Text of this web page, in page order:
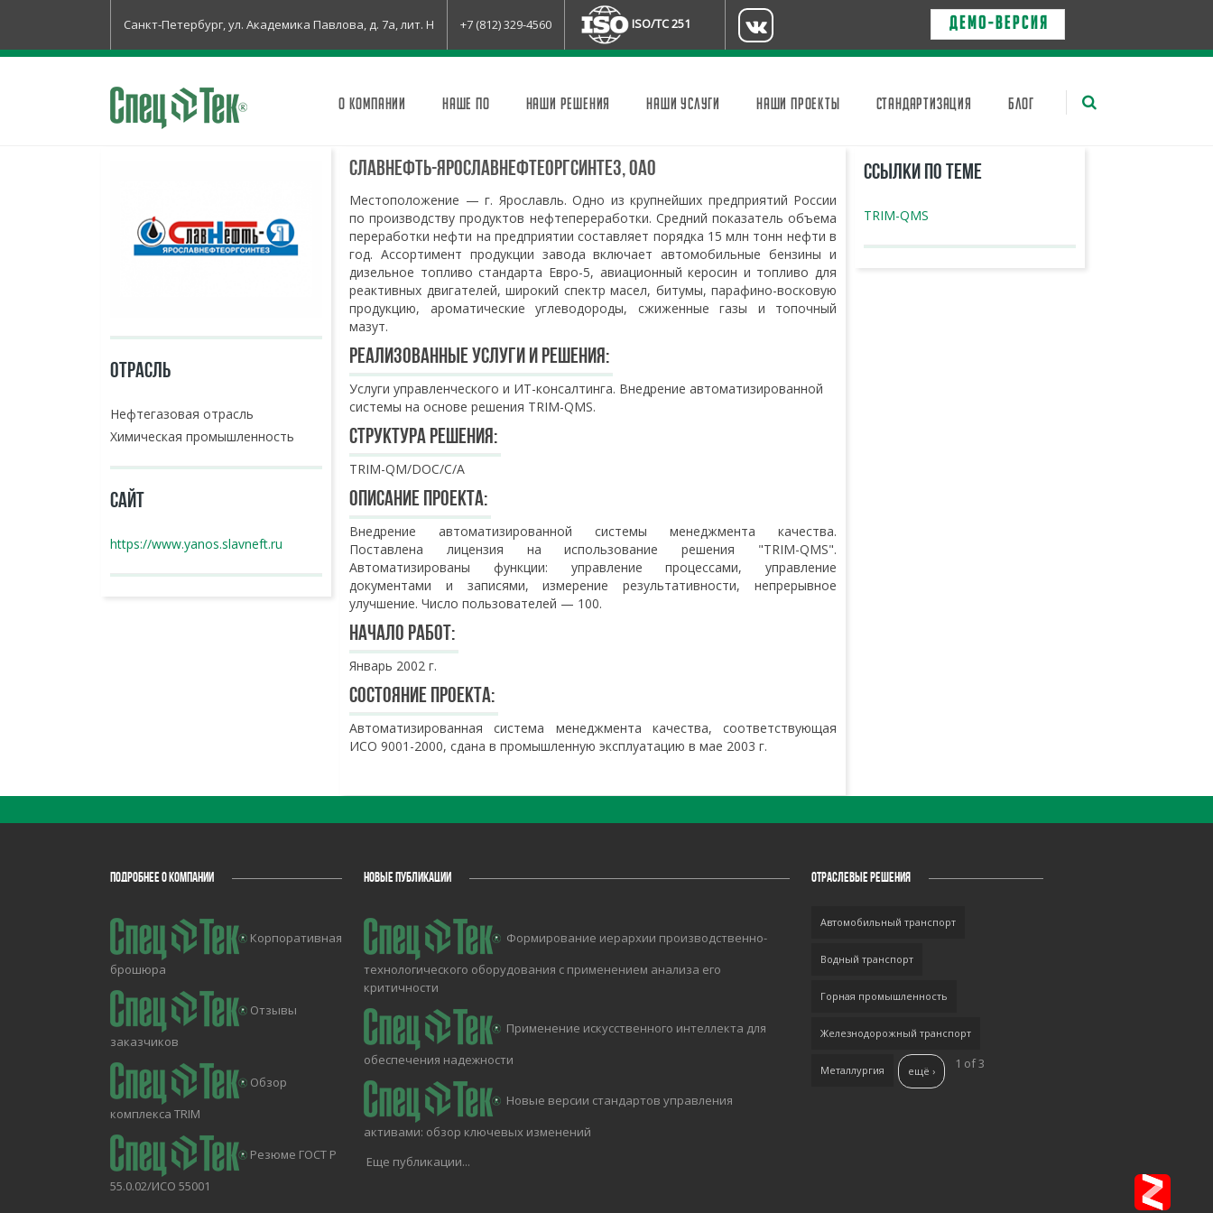
Санкт-Петербург, ул. Академика Павлова, д. 7а, лит. Н +7 (812) 329-4560 ISO/TC 251 Д Е М О - в е р с и я
О КОМПАНИИ НАШЕ ПО НАШИ РЕШЕНИЯ НАШИ УСЛУГИ НАШИ ПРОЕКТЫ СТАНДАРТИЗАЦИЯ БЛОГ
ОТРАСЛЬ
Нефтегазовая отрасль
Химическая промышленность
САЙТ
https://www.yanos.slavneft.ru
Славнефть-Ярославнефтеоргсинтез, ОАО
Местоположение — г. Ярославль. Одно из крупнейших предприятий России
по производству продуктов нефтепереработки. Средний показатель объема
переработки нефти на предприятии составляет порядка 15 млн тонн нефти в
год. Ассортимент продукции завода включает автомобильные бензины и
дизельное топливо стандарта Евро-5, авиационный керосин и топливо для
реактивных двигателей, широкий спектр масел, битумы, парафино-восковую
продукцию, ароматические углеводороды, сжиженные газы и топочный
мазут.
Реализованные услуги и решения:
Услуги управленческого и ИТ-консалтинга. Внедрение автоматизированной
системы на основе решения TRIM-QMS.
Структура решения:
TRIM-QM/DOC/C/A
Описание проекта:
Внедрение автоматизированной системы менеджмента качества.
Поставлена лицензия на использование решения "TRIM-QMS".
Автоматизированы функции: управление процессами, управление
документами и записями, измерение результативности, непрерывное
улучшение. Число пользователей — 100.
Начало работ:
Январь 2002 г.
Состояние проекта:
Автоматизированная система менеджмента качества, соответствующая
ИСО 9001-2000, сдана в промышленную эксплуатацию в мае 2003 г.
ССЫЛКИ ПО ТЕМЕ
TRIM-QMS
ПОДРОБНЕЕ О КОМПАНИИ
Корпоративная
брошюра
Отзывы
заказчиков
Обзор
комплекса TRIM
Резюме ГОСТ Р
55.0.02/ИСО 55001
НОВЫЕ ПУБЛИКАЦИИ
Формирование иерархии производственно-
технологического оборудования с применением анализа его
критичности
Применение искусственного интеллекта для
обеспечения надежности
Новые версии стандартов управления
активами: обзор ключевых изменений
Еще публикации...
ОТРАСЛЕВЫЕ РЕШЕНИЯ
Автомобильный транспорт
Водный транспорт
Горная промышленность
Железнодорожный транспорт
Металлургия 1 of 3
ещё ›